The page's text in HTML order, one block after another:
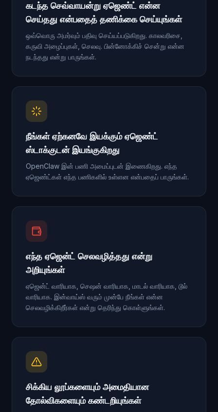
கடந்த செவ்வாயன்று ஏஜெண்ட் என்ன
செய்தது என்பதைத் தணிக்கை செய்யுங்கள்
ஒவ்வொரு அமர்வும் பதிவு செய்யப்படுகிறது. காலவரிசை,
கருவி அழைப்புகள், செலவு. பின்னோக்கிச் சென்று என்ன
நடந்தது என்று பாருங்கள்.
நீங்கள் ஏற்கனவே இயக்கும் ஏஜெண்ட்
ஸ்டாக்குடன் இயங்குகிறது
OpenClaw இன் பணி அமைப்புடன் இணைகிறது. எந்த
ஏஜெண்ட்கள் எந்த பணிகளில் உள்ளன என்பதைப் பாருங்கள்.
எந்த ஏஜென்ட் செலவழித்தது என்று
அறியுங்கள்
ஏஜென்ட் வாரியாக, செஷன் வாரியாக, மாடல் வாரியாக, டூல்
வாரியாக. இன்வாய்ஸ் வரும் முன்பே நீங்கள் என்ன
செலவழிக்கிறீர்கள் என்று தெரிந்து கொள்ளுங்கள்.
சிக்கிய லூப்களையும் அமைதியான
தோல்விகளையும் கண்டறியுங்கள்